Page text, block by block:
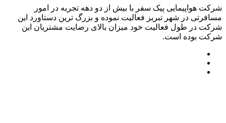
شرکت هواپیمایی پیک سفر با بیش از دو دهه تجربه در امور
مسافرتی در شهر تبریز فعالیت نموده و بزرگ ترین دستاورد این
شرکت در طول فعالیت خود میزان بالای رضایت مشتریان این
شرکت بوده است.